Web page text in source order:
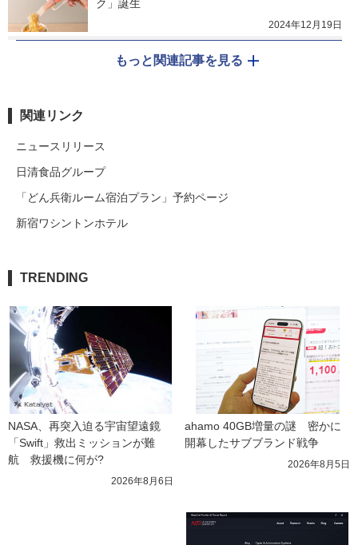
ク」誕生
2024年12月19日
もっと関連記事を見る
関連リンク
ニュースリリース
日清食品グループ
「どん兵衛ルーム宿泊プラン」予約ページ
新宿ワシントンホテル
TRENDING
NASA、再突入迫る宇宙望遠鏡
「Swift」救出ミッションが難
航　救援機に何が?
2026年8月6日
ahamo 40GB増量の謎　密かに
開幕したサブブランド戦争
2026年8月5日